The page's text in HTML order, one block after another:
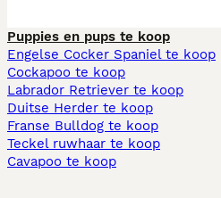
Puppies en pups te koop
Engelse Cocker Spaniel te koop
Cockapoo te koop
Labrador Retriever te koop
Duitse Herder te koop
Franse Bulldog te koop
Teckel ruwhaar te koop
Cavapoo te koop